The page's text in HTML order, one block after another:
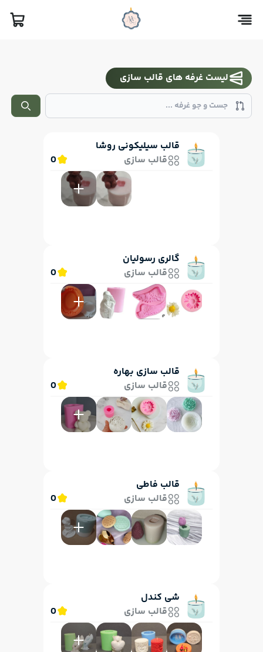
لیست غرفه های قالب سازی
Search
قالب سیلیکونی روشا
قالب سازی
0
گالری رسولیان
قالب سازی
0
قالب سازی بهاره
قالب سازی
0
قالب فاطی
قالب سازی
0
شی کندل
قالب سازی
0